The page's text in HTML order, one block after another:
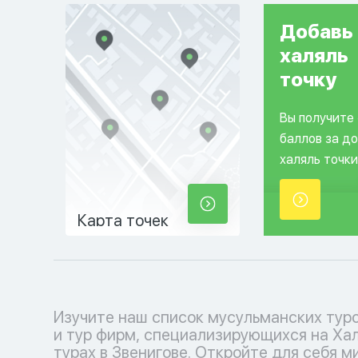
Карта точек
Добавь
халяль
точку
Вы получите
баллов за
халяль
Изучите наш список мусульманских
и тур фирм, специализирующихся на
турах в Звенигове. Откройте для себя
соблюдения исламских традиций.
кофмортный отпуск с нашими
каждый момент наполнен